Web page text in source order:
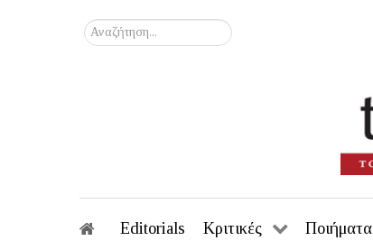
Αναζήτηση...
Editorials Κριτικές Ποιήματα